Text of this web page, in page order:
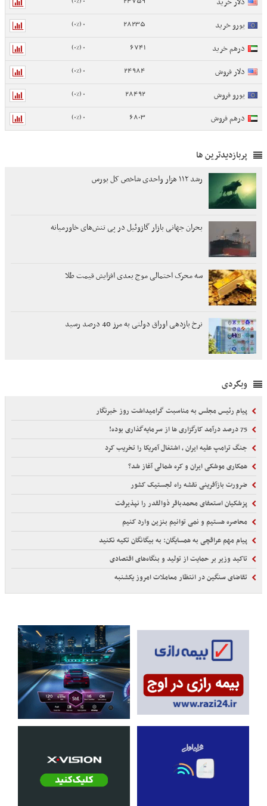
یورو خرید 28235
0 (0%)
درهم خرید 6741
0 (0%)
دلار فروش 24984
0 (0%)
یورو فروش 28492
0 (0%)
درهم فروش 6803
0 (0%)
پربازدیدترین ها
رشد ۱۱۲ هزار واحدی شاخص کل بورس
بحران جهانی بازار گازوئیل در پی تنش‌های خاورمیانه
سه محرک احتمالی موج بعدی افزایش قیمت طلا
نرخ بازدهی اوراق دولتی به مرز 40 درصد رسید
وبگردی
پیام رئیس مجلس به مناسبت گرامیداشت روز خبرنگار
جنگ ترامپ علیه ایران ، اشتغال آمریکا را تخریب کرد
همکاری موشکی ایران و کره شمالی آغاز شد؟
ضرورت بازآفرینی نقشه راه لجستیک کشور
پزشکیان استعفای محمدباقر ذوالقدر را نپذیرفت
محاصره هستیم و نمی توانیم بنزین وارد کنیم
پیام مهم عراقچی به همسایگان: به بیگانگان تکیه نکنید
تاکید وزیر بر حمایت از تولید و بنگاه‌های اقتصادی
تقاضای سنگین در انتظار معاملات امروز یکشنبه